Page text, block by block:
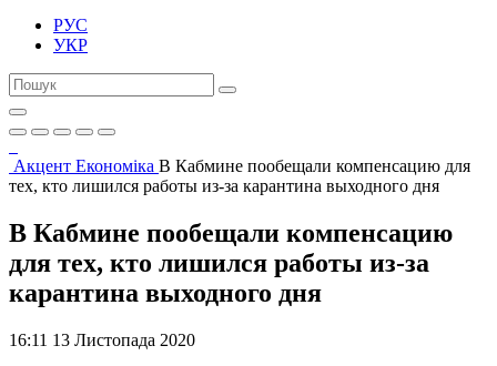
РУС
УКР
Акцент Економіка В Кабмине пообещали компенсацию для
тех, кто лишился работы из-за карантина выходного дня
В Кабмине пообещали компенсацию
для тех, кто лишился работы из-за
карантина выходного дня
16:11 13 Листопада 2020